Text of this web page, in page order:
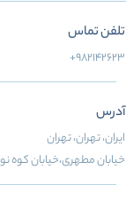
تلفن تماس
+982142623
آدرس
ایران، تهران، تهران
خیابان مطهری،خیابان کوه